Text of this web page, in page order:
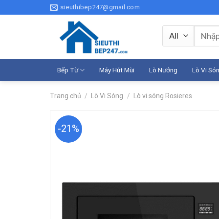
to
sieuthibep247@gmail.com
Tìm
kiếm:
Bếp Từ Máy Hút Mùi Lò Nướng Lò Vi
Trang chủ / Lò Vi Sóng / Lò vi sóng Rosieres
-21%